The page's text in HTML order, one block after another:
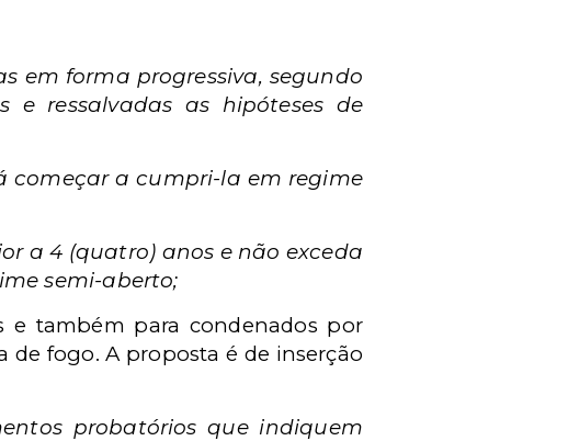
em forma progressiva, segundo
e ressalvadas as hipóteses de
começar a cumpri-la em regime
a 4 (quatro) anos e não exceda
semi-aberto;
e também para condenados por
fogo. A proposta é de inserção
probatórios que indiquem